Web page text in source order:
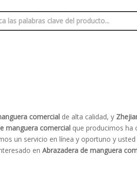
comercial de alta calidad, y
manguera comercial que producimos ha
un servicio en línea y oportuno y
en Abrazadera de manguera